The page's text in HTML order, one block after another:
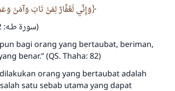
وَإِنِّي لَغَفَّارٌ لِمَنْ تَابَ وَآمَنَ
(سورة طـه: 82)
bagi orang yang bertaubat, beriman,
benar.” (QS. Thaha: 82)
orang yang bertaubat adalah
satu sebab utama yang dapat